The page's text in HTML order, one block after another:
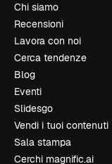
Chi siamo
Recensioni
Lavora con noi
Cerca tendenze
Blog
Eventi
Slidesgo
Vendi i tuoi contenuti
Sala stampa
Cerchi magnific.ai